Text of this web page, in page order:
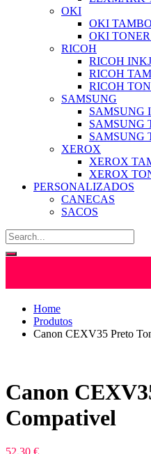
OKI
OKI
OKI
RICOH
RICOH
RICOH
RICOH
SAMSUNG
SAMSUNG
SAMSUNG
SAMSUNG
XEROX
XEROX
XEROX
PERSONALIZADOS
CANECAS
SACOS
Home
Produtos
Canon CEXV35 Preto
Canon
Compativel
52,30 €